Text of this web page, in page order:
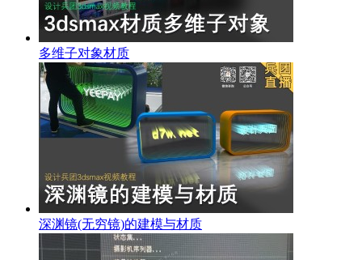
多维子对象材质
深渊镜(无穷镜)的建模与材质